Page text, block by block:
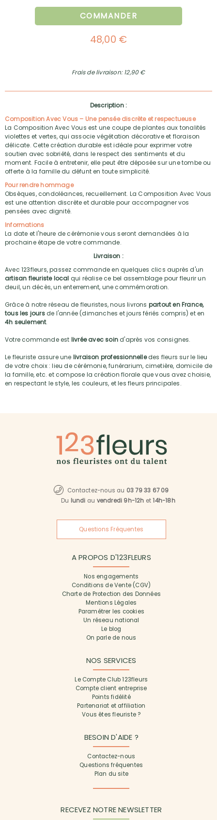
COMMANDER
48,00 €
Frais de livraison: 12,90 €
Description :
Composition Avec Vous – Une pensée discrète et respectueuse
La Composition Avec Vous est une coupe de plantes aux tonalités
violettes et vertes, qui associe végétation décorative et floraison
délicate. Cette création durable est idéale pour exprimer votre
soutien avec sobriété, dans le respect des sentiments et du
moment. Facile à entretenir, elle peut être déposée sur une tombe ou
offerte à la famille du défunt en toute simplicité.
Pour rendre hommage
Obsèques, condoléances, recueillement. La Composition Avec Vous
est une attention discrète et durable pour accompagner vos
pensées avec dignité.
Informations
La date et l'heure de cérémonie vous seront demandées à la
prochaine étape de votre commande.
Livraison :
Avec 123fleurs, passez commande en quelques clics auprès d'un
artisan fleuriste local qui réalise ce bel assemblage pour fleurir un
deuil, un décès, un enterrement, une commémoration.
Grâce à notre réseau de fleuristes, nous livrons partout en France,
tous les joursde l'année (dimanches et jours fériés compris) et en
4h seulement.
Votre commande est livrée avec soind'après vos consignes.
Le fleuriste assure une livraison professionnelledes fleurs sur le lieu
de votre choix : lieu de cérémonie, funérarium, cimetière, domicile de
la famille, etc. et compose la création florale que vous avez choisie,
en respectant le style, les couleurs, et les fleurs principales.
Contactez-nous au 03 79 33 67 09
Du lundi au vendredi 9h-12h et14h-18h
Questions Fréquentes
A PROPOS D'123FLEURS
Nos engagements
Conditions de Vente (CGV)
Charte de Protection des Données
Mentions Légales
Paramétrer les cookies
Un réseau national
Le blog
On parle de nous
NOS SERVICES
Le Compte Club 123fleurs
Compte client entreprise
Points fidélité
Partenariat et affiliation
Vous êtes fleuriste ?
BESOIN D'AIDE ?
Contactez-nous
Questions fréquentes
Plan du site
RECEVEZ NOTRE NEWSLETTER